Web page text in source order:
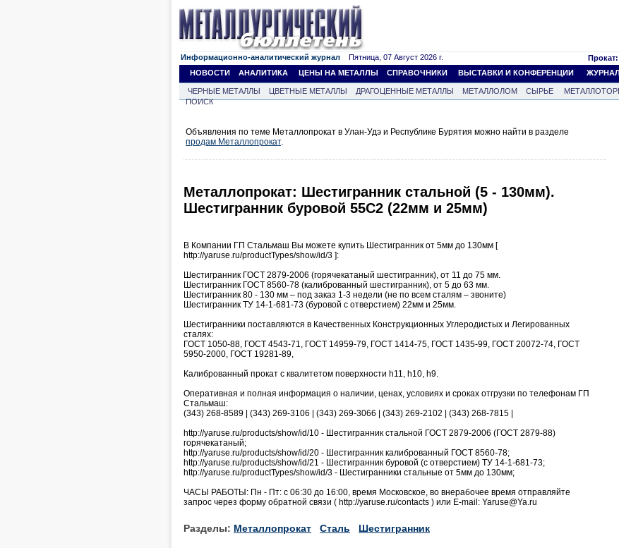
Информационно-аналитический журнал Пятница, 07 Август 2026 г. Прокат:
НОВОСТИ
АНАЛИТИКА ЦЕНЫ НА МЕТАЛЛЫ СПРАВОЧНИКИ ВЫСТАВКИ И КОНФЕРЕНЦИИ ЖУРНАЛ
ЧЕРНЫЕ МЕТАЛЛЫ ЦВЕТНЫЕ МЕТАЛЛЫ ДРАГОЦЕННЫЕ МЕТАЛЛЫ МЕТАЛЛОЛОМ СЫРЬЕ
ПОИСК
Объявления по теме Металлопрокат в Улан-Удэ и Республике Бурятия можно найти в разделе
продам Металлопрокат.
Металлопрокат: Шестигранник стальной (5 - 130мм).
Шестигранник буровой 55С2 (22мм и 25мм)
В Компании ГП Стальмаш Вы можете купить Шестигранник от 5мм до 130мм [
http://yaruse.ru/productTypes/show/id/3 ]:
Шестигранник ГОСТ 2879-2006 (горячекатаный шестигранник), от 11 до 75 мм.
Шестигранник ГОСТ 8560-78 (калиброванный шестигранник), от 5 до 63 мм.
Шестигранник 80 - 130 мм – под заказ 1-3 недели (не по всем сталям – звоните)
Шестигранник ТУ 14-1-681-73 (буровой с отверстием) 22мм и 25мм.
Шестигранники поставляются в Качественных Конструкционных Углеродистых и Легированных
сталях:
ГОСТ 1050-88, ГОСТ 4543-71, ГОСТ 14959-79, ГОСТ 1414-75, ГОСТ 1435-99, ГОСТ 20072-74, ГОСТ
5950-2000, ГОСТ 19281-89,
Калиброванный прокат с квалитетом поверхности h11, h10, h9.
Оперативная и полная информация о наличии, ценах, условиях и сроках отгрузки по телефонам ГП
Стальмаш:
(343) 268-8589 | (343) 269-3106 | (343) 269-3066 | (343) 269-2102 | (343) 268-7815 |
http://yaruse.ru/products/show/id/10 - Шестигранник стальной ГОСТ 2879-2006 (ГОСТ 2879-88)
горячекатаный;
http://yaruse.ru/products/show/id/20 - Шестигранник калиброванный ГОСТ 8560-78;
http://yaruse.ru/products/show/id/21 - Шестигранник буровой (с отверстием) ТУ 14-1-681-73;
http://yaruse.ru/productTypes/show/id/3 - Шестигранники стальные от 5мм до 130мм;
ЧАСЫ РАБОТЫ: Пн - Пт: с 06:30 до 16:00, время Московское, во внерабочее время отправляйте
запрос через форму обратной связи ( http://yaruse.ru/contacts ) или E-mail: Yaruse@Ya.ru
Разделы: Металлопрокат Сталь Шестигранник